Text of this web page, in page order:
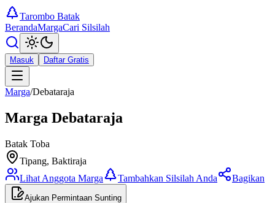
Tarombo Batak
BerandaMargaCari Silsilah
Masuk Daftar Gratis
Marga/Debataraja
Marga Debataraja
Batak Toba
Tipang, Baktiraja
Lihat Anggota Marga
Tambahkan Silsilah Anda Bagikan
Ajukan Permintaan Sunting